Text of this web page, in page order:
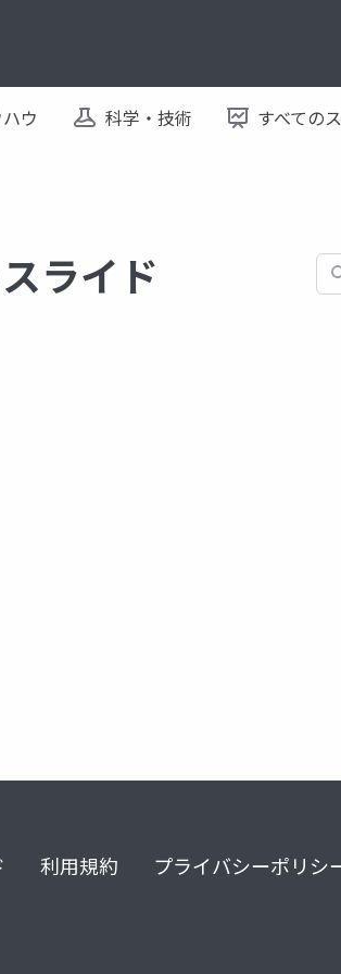
ウ 科学・技術 すべての
ライド 検
利用規約 プライバシーポリシ